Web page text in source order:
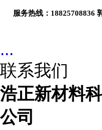
服务热线：18825708836
...
联系我们
浩正新材料
公司